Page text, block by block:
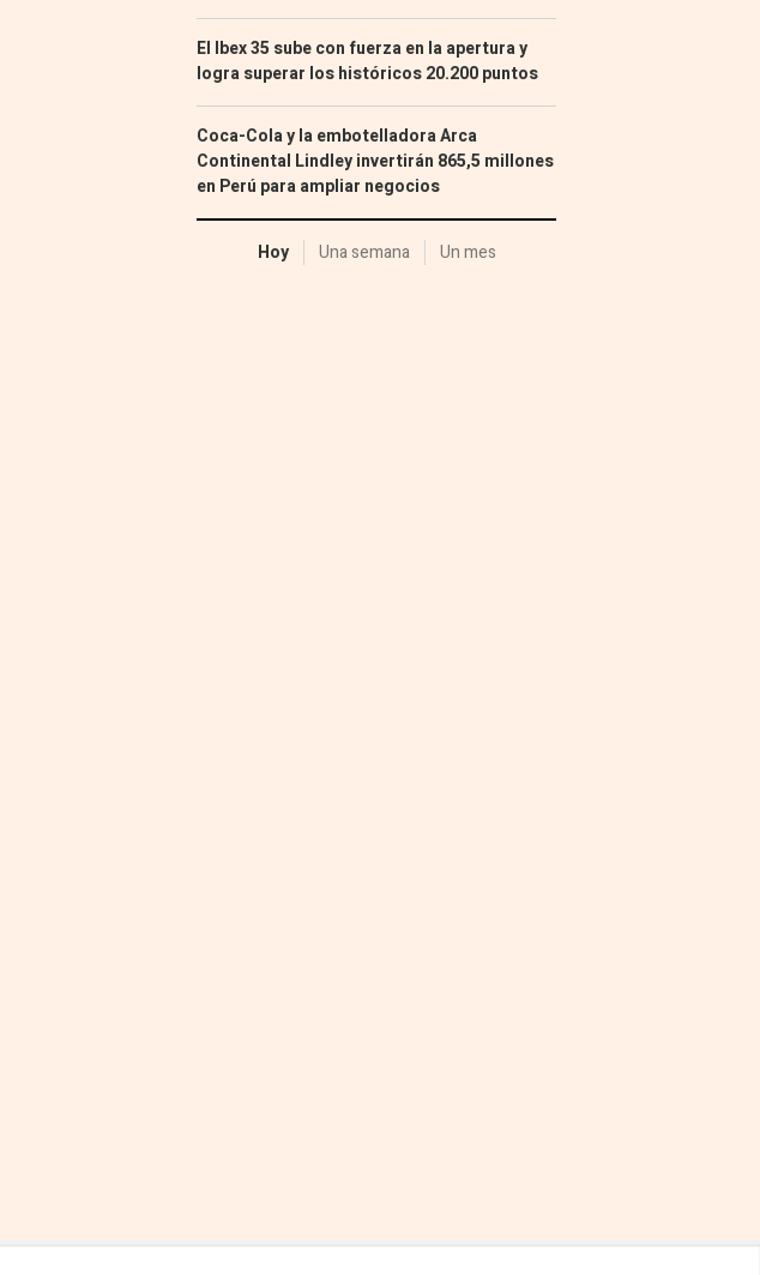
El Ibex 35 sube con fuerza en la apertura y
logra superar los históricos 20.200 puntos
Coca-Cola y la embotelladora Arca
Continental Lindley invertirán 865,5 millones
en Perú para ampliar negocios
Hoy Una semana Un mes